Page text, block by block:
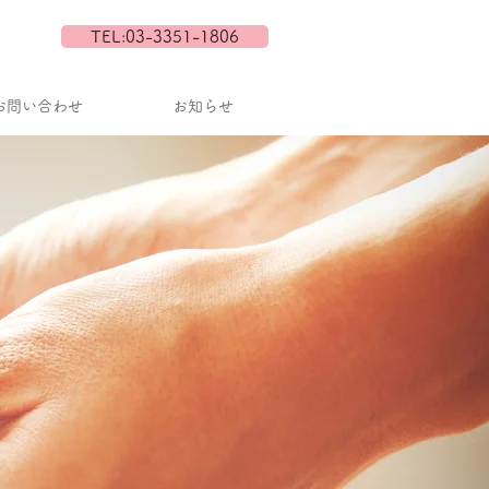
TEL:03-3351-1806
問い合わせ お知らせ
す